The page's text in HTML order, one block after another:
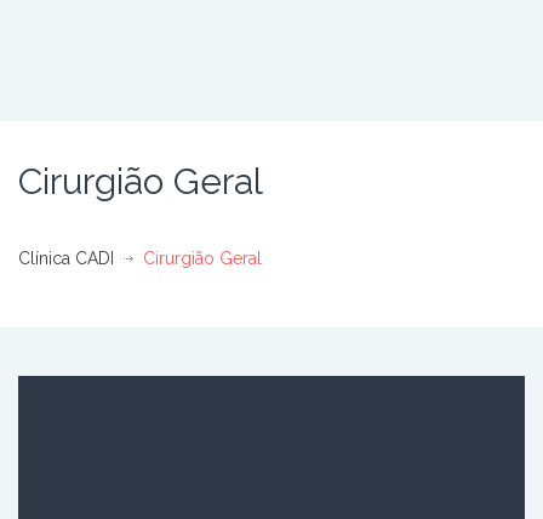
Cirurgião Geral
Clínica CADI Cirurgião Geral